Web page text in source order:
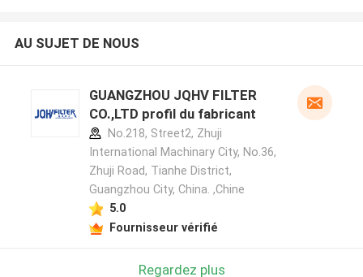
AU SUJET DE NOUS
GUANGZHOU JQHV FILTER
CO.,LTD profil du fabricant
No.218, Street2, Zhuji
International Machinary City, No.36,
Zhuji Road, Tianhe District,
Guangzhou City, China. ,Chine
5.0
Fournisseur vérifié
Regardez plus